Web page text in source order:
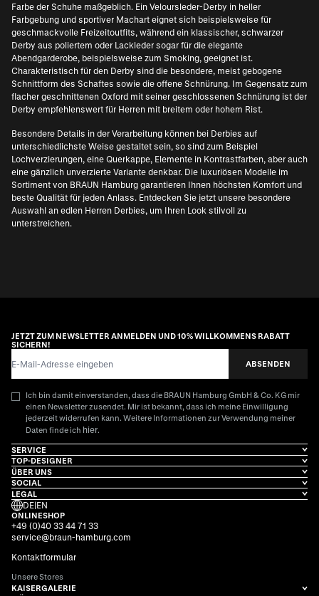
Farbe der Schuhe maßgeblich. Ein Veloursleder-Derby in heller
Farbgebung und sportiver Machart eignet sich beispielsweise für
geschmackvolle Freizeitoutfits, während ein klassischer, schwarzer
Derby aus poliertem oder Lackleder sogar für die elegante
Abendgarderobe, beispielsweise zum Smoking, geeignet ist.
Charakteristisch für den Derby sind die besondere, meist gebogene
Schnittform des Schaftes sowie die offene Schnürung. Im Gegensatz zum
flacher geschnittenen Oxford mit seiner geschlossenen Schnürung ist der
Derby empfehlenswert für Herren mit breitem oder hohem Rist.
Besondere Details in der Verarbeitung können bei Derbies auf
unterschiedlichste Weise gestaltet sein, so sind zum Beispiel
Lochverzierungen, eine Querkappe, Elemente in Kontrastfarben, aber auch
eine gänzlich unverzierte Variante denkbar. Die luxuriösen Modelle im
Sortiment von BRAUN Hamburg garantieren Ihnen höchsten Komfort und
beste Qualität für jeden Anlass. Entdecken Sie jetzt unsere besondere
Auswahl an edlen Herren Derbies, um Ihren Look stilvoll zu
unterstreichen.
JETZT ZUM NEWSLETTER ANMELDEN UND 10% WILLKOMMENS RABATT
SICHERN!
ABSENDEN
Ich bin damit einverstanden, dass die BRAUN Hamburg GmbH & Co. KG mir
einen Newsletter zusendet. Mir ist bekannt, dass ich meine Einwilligung
jederzeit widerrufen kann. Weitere Informationen zur Verwendung meiner
Daten finde ich hier.
SERVICE
TOP-DESIGNER
ÜBER UNS
SOCIAL
LEGAL
DE|EN
ONLINESHOP
+49 (0)40 33 44 71 33
service@braun-hamburg.com
Kontaktformular
Unsere Stores
KAISERGALERIE